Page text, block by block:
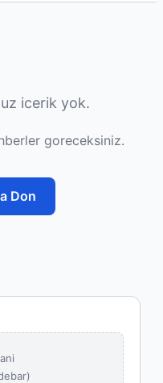
icerik yok.
goreceksiniz.
Don